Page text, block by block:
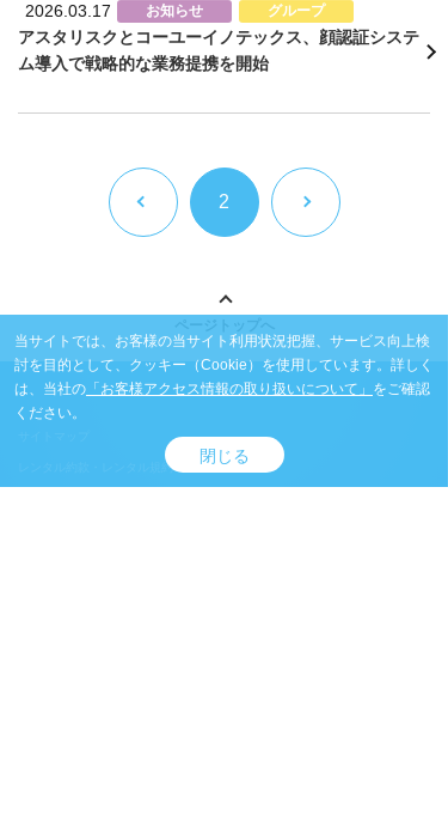
2026.03.17 お知らせ グループ
アスタリスクとコーユーイノテックス、顔認証システ
ム導入で戦略的な業務提携を開始
2
レンタル約款・レンタル規約
当サイトでは、お客様の当サイト利用状況把握、サービス向上検
討を目的として、クッキー（Cookie）を使用しています。 詳しく
は、当社の 「お客様アクセス情報の取り扱いについて」 をご確認
ください。
閉じる